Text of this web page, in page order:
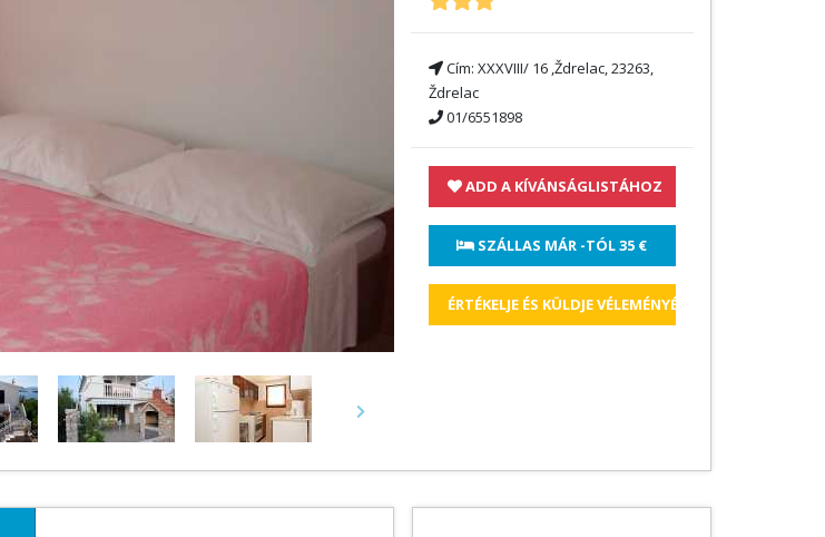
Next
Cím: XXXVIII/ 16 ,Ždrelac, 23263,
Ždrelac
01/6551898
ADD A KÍVÁNSÁGLISTÁHOZ
SZÁLLAS MÁR -TÓL 35 €
ÉRTÉKELJE ÉS KÜLDJE VÉLEMÉNYÉT